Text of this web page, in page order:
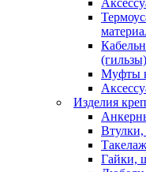
(гильзы)
Муфты
Изделия
Такелаж
Гайки,